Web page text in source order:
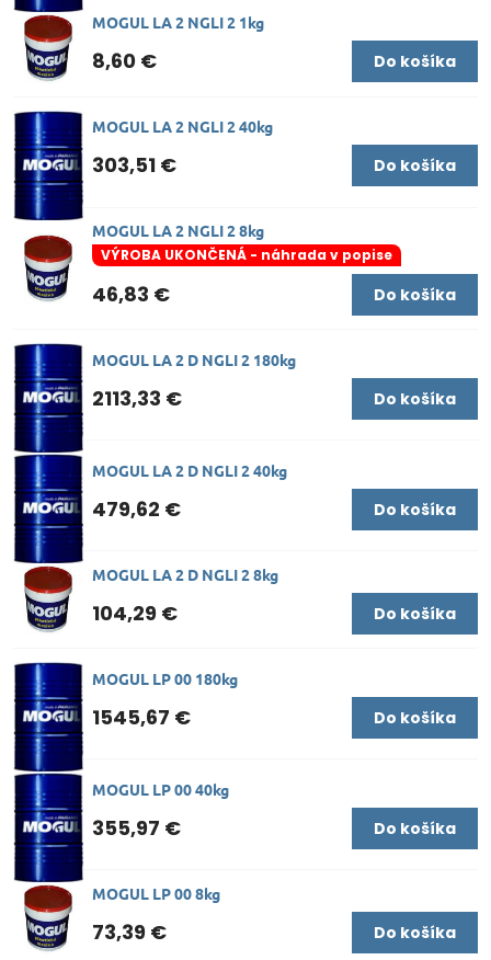
MOGUL LA 2 NGLI 2 1kg
8,60 € Do košíka
MOGUL LA 2 NGLI 2 40kg
303,51 € Do košíka
MOGUL LA 2 NGLI 2 8kg
VÝROBA UKONČENÁ - náhrada v popise
46,83 € Do košíka
MOGUL LA 2 D NGLI 2 180kg
2113,33 € Do košíka
MOGUL LA 2 D NGLI 2 40kg
479,62 € Do košíka
MOGUL LA 2 D NGLI 2 8kg
104,29 € Do košíka
MOGUL LP 00 180kg
1545,67 € Do košíka
MOGUL LP 00 40kg
355,97 € Do košíka
MOGUL LP 00 8kg
73,39 € Do košíka